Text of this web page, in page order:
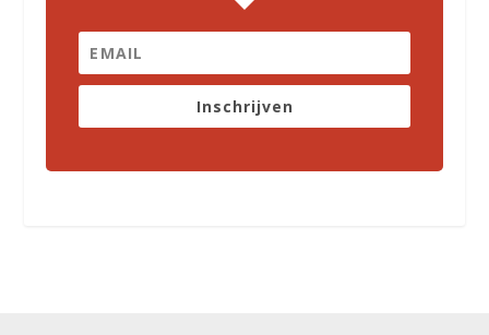
Inschrijven